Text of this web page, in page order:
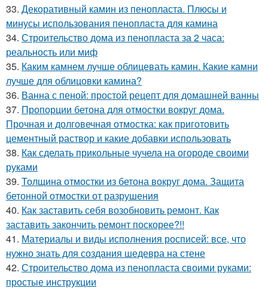
33. Декоративный камин из пенопласта. Плюсы и
минусы использования пенопласта для камина
34. Строительство дома из пенопласта за 2 часа:
реальность или миф
35. Каким камнем лучше облицевать камин. Какие камни
лучше для облицовки камина?
36. Ванна с пеной: простой рецепт для домашней ванны
37. Пропорции бетона для отмостки вокруг дома.
Прочная и долговечная отмостка: как приготовить
цементный раствор и какие добавки использовать
38. Как сделать прикольные чучела на огороде своими
руками
39. Толщина отмостки из бетона вокруг дома. Защита
бетонной отмостки от разрушения
40. Как заставить себя возобновить ремонт. Как
заставить закончить ремонт поскорее?!!
41. Материалы и виды исполнения росписей: все, что
нужно знать для создания шедевра на стене
42. Строительство дома из пенопласта своими руками:
простые инструкции